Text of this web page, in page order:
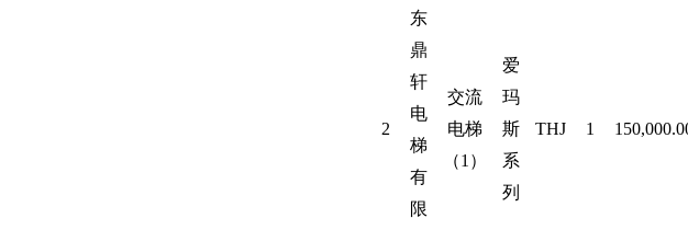
2
东
鼎
轩
电
梯
有
限
交流
电梯
（1 ）
爱
玛
斯
系
列
THJ 1